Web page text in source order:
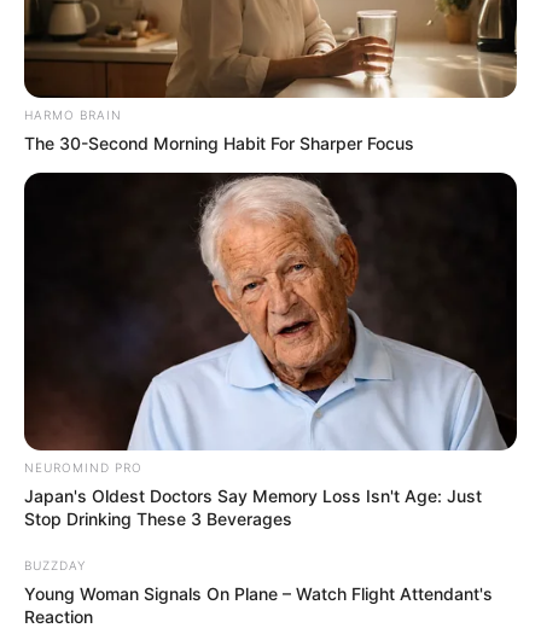
Espaço Educar
Espaço Educar
HARMO BRAIN
The 30-Second Morning Habit For Sharper Focus
NEUROMIND PRO
Japan's Oldest Doctors Say Memory Loss Isn't Age: Just
Stop Drinking These 3 Beverages
BUZZDAY
Young Woman Signals On Plane – Watch Flight Attendant's
Reaction